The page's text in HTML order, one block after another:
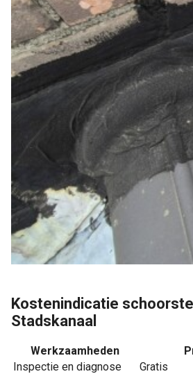
Kostenindicatie
Stadskanaal
Werkzaamheden
Inspectie en diagnose
Gratis